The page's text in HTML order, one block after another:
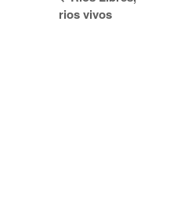
rios vivos